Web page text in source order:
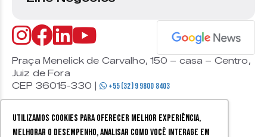
Utilizamos cookies para oferecer melhor experiência,
melhorar o desempenho, analisar como você interage em
Praça Menelick de Carvalho, 150 – casa – Centro,
Juiz de Fora
CEP 36015-330 |
+55 (32) 9 9800 8403